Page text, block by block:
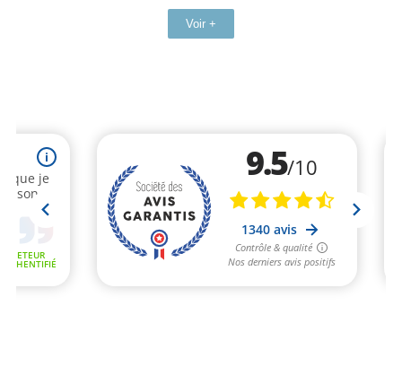
Voir +